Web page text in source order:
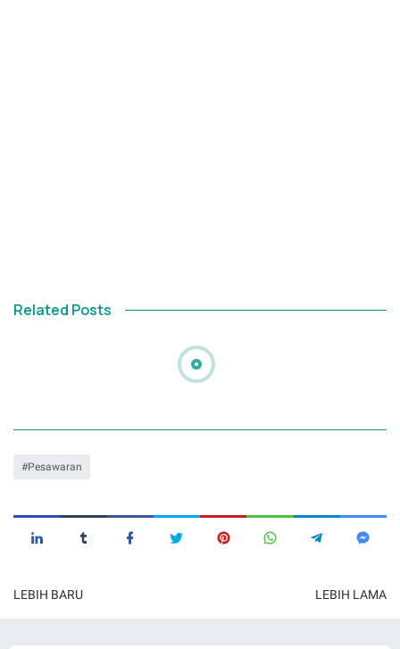
Related Posts
Pesawaran
LEBIH BARU LEBIH LAMA